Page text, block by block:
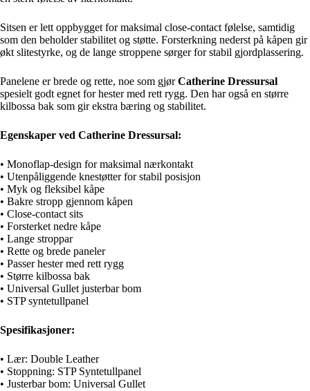
Sitsen er lett oppbygget for maksimal close-contact følelse, samtidig
som den beholder stabilitet og støtte. Forsterkning nederst på kåpen gir
økt slitestyrke, og de lange stroppene sørger for stabil gjordplassering.
Panelene er brede og rette, noe som gjørCatherine Dressursal
spesielt godt egnet for hester med rett rygg. Den har også en større
kilbossa bak som gir ekstra bæring og stabilitet.
Egenskaper ved Catherine Dressursal:
• Monoflap-design for maksimal nærkontakt
• Utenpåliggende knestøtter for stabil posisjon
• Myk og fleksibel kåpe
• Bakre stropp gjennom kåpen
• Close-contact sits
• Forsterket nedre kåpe
• Lange stroppar
• Rette og brede paneler
• Passer hester med rett rygg
• Større kilbossa bak
• Universal Gullet justerbar bom
• STP syntetullpanel
Spesifikasjoner:
• Lær: Double Leather
• Stoppning: STP Syntetullpanel
• Justerbar bom: Universal Gullet